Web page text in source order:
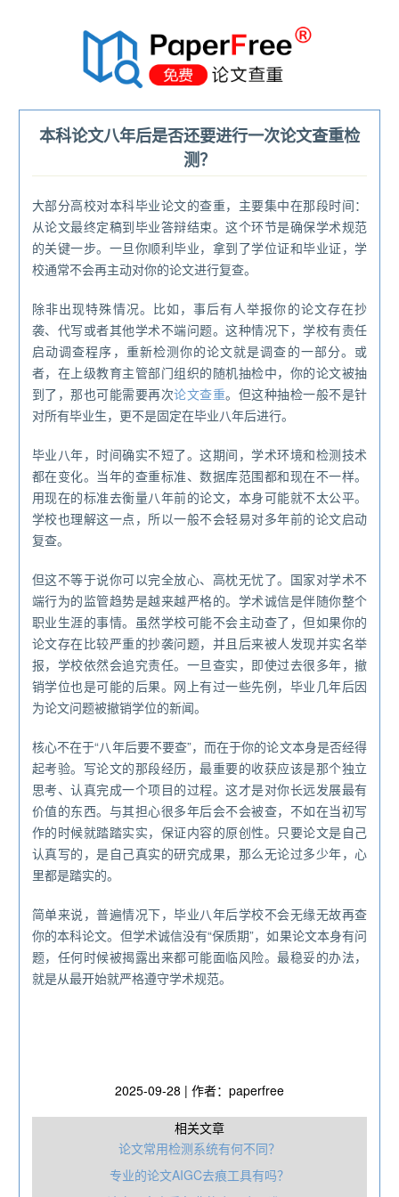
本科论文八年后是否还要进行一次论文查重检
测？
大部分高校对本科毕业论文的查重，主要集中在那段时间：
从论文最终定稿到毕业答辩结束。这个环节是确保学术规范
的关键一步。一旦你顺利毕业，拿到了学位证和毕业证，学
校通常不会再主动对你的论文进行复查。
除非出现特殊情况。比如，事后有人举报你的论文存在抄
袭、代写或者其他学术不端问题。这种情况下，学校有责任
启动调查程序，重新检测你的论文就是调查的一部分。或
者，在上级教育主管部门组织的随机抽检中，你的论文被抽
到了，那也可能需要再次论文查重。但这种抽检一般不是针
对所有毕业生，更不是固定在毕业八年后进行。
毕业八年，时间确实不短了。这期间，学术环境和检测技术
都在变化。当年的查重标准、数据库范围都和现在不一样。
用现在的标准去衡量八年前的论文，本身可能就不太公平。
学校也理解这一点，所以一般不会轻易对多年前的论文启动
复查。
但这不等于说你可以完全放心、高枕无忧了。国家对学术不
端行为的监管趋势是越来越严格的。学术诚信是伴随你整个
职业生涯的事情。虽然学校可能不会主动查了，但如果你的
论文存在比较严重的抄袭问题，并且后来被人发现并实名举
报，学校依然会追究责任。一旦查实，即使过去很多年，撤
销学位也是可能的后果。网上有过一些先例，毕业几年后因
为论文问题被撤销学位的新闻。
核心不在于“八年后要不要查”，而在于你的论文本身是否经得
起考验。写论文的那段经历，最重要的收获应该是那个独立
思考、认真完成一个项目的过程。这才是对你长远发展最有
价值的东西。与其担心很多年后会不会被查，不如在当初写
作的时候就踏踏实实，保证内容的原创性。只要论文是自己
认真写的，是自己真实的研究成果，那么无论过多少年，心
里都是踏实的。
简单来说，普遍情况下，毕业八年后学校不会无缘无故再查
你的本科论文。但学术诚信没有“保质期”，如果论文本身有问
题，任何时候被揭露出来都可能面临风险。最稳妥的办法，
就是从最开始就严格遵守学术规范。
2025-09-28 | 作者：paperfree
相关文章
论文常用检测系统有何不同？
专业的论文AIGC去痕工具有吗？